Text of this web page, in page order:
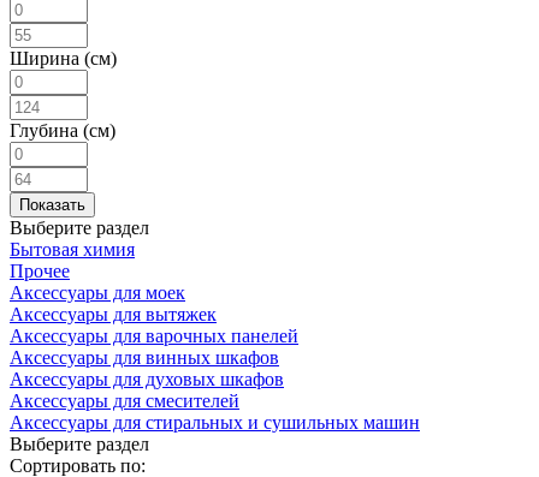
Ширина (см)
Глубина (см)
Выберите раздел
Бытовая химия
Прочее
Аксессуары для моек
Аксессуары для вытяжек
Аксессуары для варочных панелей
Аксессуары для винных шкафов
Аксессуары для духовых шкафов
Аксессуары для смесителей
Аксессуары для стиральных и сушильных машин
Выберите раздел
Сортировать по: